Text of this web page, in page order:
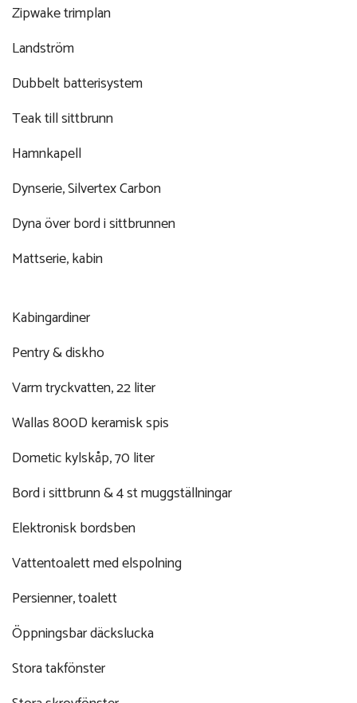
Zipwake trimplan
Landström
Dubbelt batterisystem
Teak till sittbrunn
Hamnkapell
Dynserie, Silvertex Carbon
Dyna över bord i sittbrunnen
Mattserie, kabin
Kabingardiner
Pentry & diskho
Varm tryckvatten, 22 liter
Wallas 800D keramisk spis
Dometic kylskåp, 70 liter
Bord i sittbrunn & 4 st muggställningar
Elektronisk bordsben
Vattentoalett med elspolning
Persienner, toalett
Öppningsbar däckslucka
Stora takfönster